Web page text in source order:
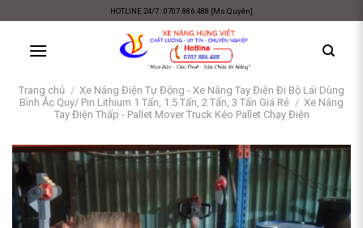
content
HOTLINE 24/7 : 0707.886.488 [Ms Quyên]
Trang chủ / Xe Nâng Điện Tự Động - Xe Nâng Tay Điện Đi Bộ Lái Dùng
Bình Ắc Quy/ Pin Lithium 1 Tấn, 1.5 Tấn, 2 Tấn, 3 Tấn Giá Rẻ / Xe Nâng
Tay Điện Thấp - Pallet Mover Truck Kéo Pallet Chạy Điện